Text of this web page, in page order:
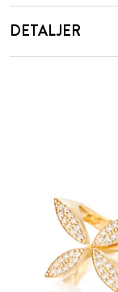
DETALJER